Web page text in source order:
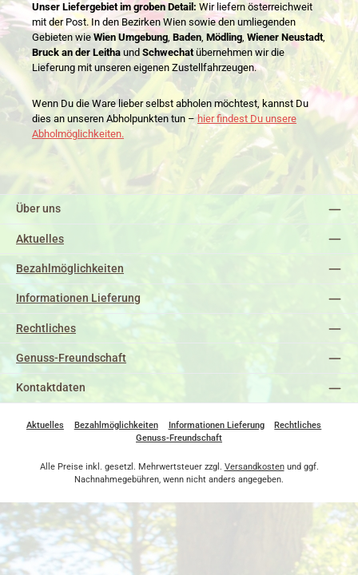
Unser Liefergebiet im groben Detail: Wir liefern österreichweit
mit der Post. In den Bezirken Wien sowie den umliegenden
Gebieten wie Wien Umgebung, Baden, Mödling, Wiener Neustadt,
Bruck an der Leitha und Schwechatübernehmen wir die
Lieferung mit unseren eigenen Zustellfahrzeugen.
Wenn Du die Ware lieber selbst abholen möchtest, kannst Du
dies an unseren Abholpunkten tun – hier findest Du unsere
Abholmöglichkeiten.
Über uns
Aktuelles
Bezahlmöglichkeiten
Informationen Lieferung
Rechtliches
Genuss-Freundschaft
Kontaktdaten
Aktuelles Bezahlmöglichkeiten Informationen Lieferung
Rechtliches
Genuss-Freundschaft
Alle Preise inkl. gesetzl. Mehrwertsteuer zzgl. Versandkostenund ggf.
Nachnahmegebühren, wenn nicht anders angegeben.